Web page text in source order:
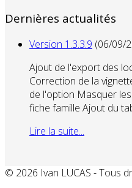
Dernières actualités
Version 1.3.3.9 (06/09/
Ajout de l'export des
Correction de la
de l'option Masquer
fiche famille Ajout du
Lire la suite...
© 2026 Ivan LUCAS - Tous